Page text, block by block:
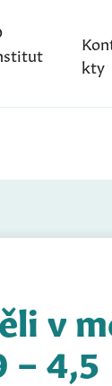
kty
v
– 4,5